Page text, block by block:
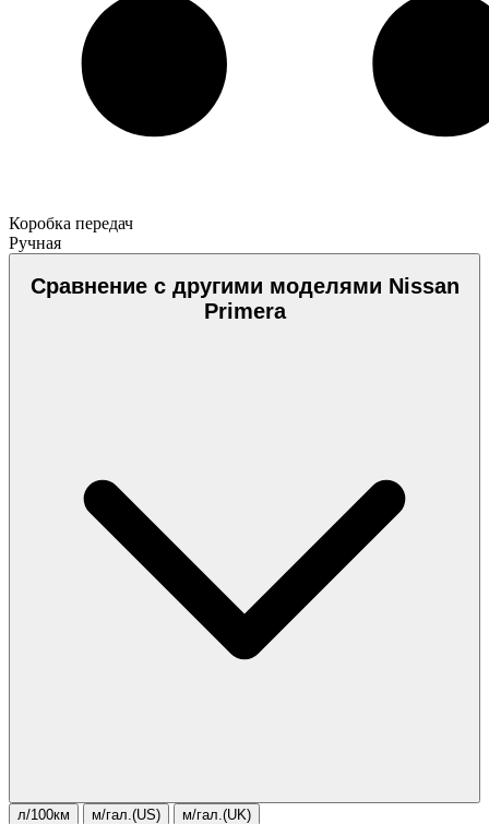
Коробка передач
Ручная
Сравнение с другими моделями Nissan
Primera
л/100км м/гал.(US) м/гал.(UK)